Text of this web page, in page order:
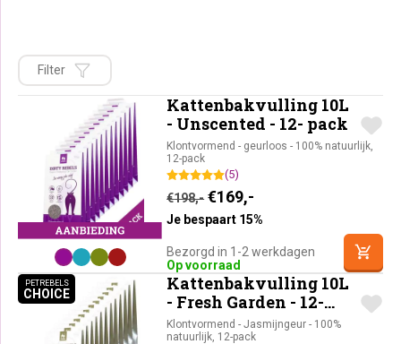
Filter
Kattenbakvulling 10L
- Unscented - 12- pack
Klontvormend - geurloos - 100% natuurlijk,
12-pack
(5)
€198,- Oorspronkelijke prijs
€169,-
Je bespaart 15%
Bezorgd in 1-2 werkdagen
Op voorraad
PETREBELS
CHOICEPETREBELS CHOICE
Kattenbakvulling 10L
- Fresh Garden - 12-
pack
Klontvormend - Jasmijngeur - 100%
natuurlijk, 12-pack